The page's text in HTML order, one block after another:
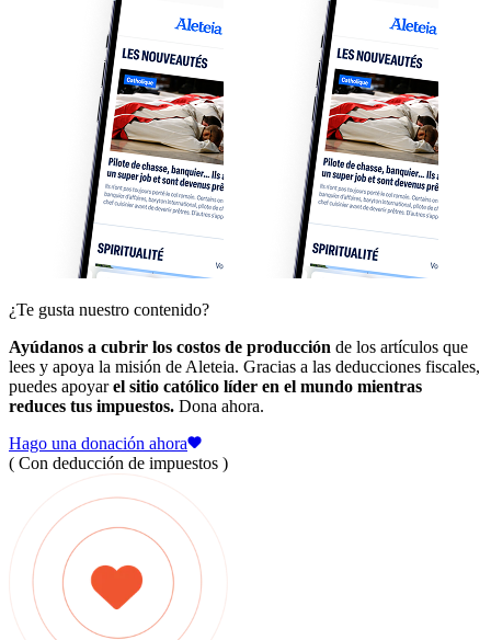
¿Te gusta nuestro contenido?
Ayúdanos a cubrir los costos de producción de los artículos que
lees y apoya la misión de Aleteia. Gracias a las deducciones fiscales,
puedes apoyarel sitio católico líder en el mundo mientras
reduces tus impuestos. Dona ahora.
Hago una donación ahora
( Con deducción de impuestos )